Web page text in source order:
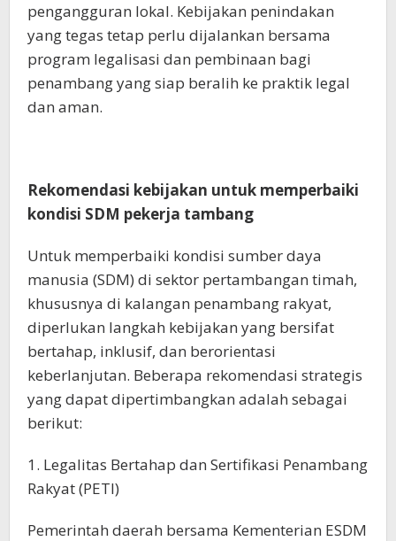
pengangguran lokal. Kebijakan penindakan
yang tegas tetap perlu dijalankan bersama
program legalisasi dan pembinaan bagi
penambang yang siap beralih ke praktik legal
dan aman.
Rekomendasi kebijakan untuk memperbaiki
kondisi SDM pekerja tambang
Untuk memperbaiki kondisi sumber daya
manusia (SDM) di sektor pertambangan timah,
khususnya di kalangan penambang rakyat,
diperlukan langkah kebijakan yang bersifat
bertahap, inklusif, dan berorientasi
keberlanjutan. Beberapa rekomendasi strategis
yang dapat dipertimbangkan adalah sebagai
berikut:
1. Legalitas Bertahap dan Sertifikasi Penambang
Rakyat (PETI)
Pemerintah daerah bersama Kementerian ESDM